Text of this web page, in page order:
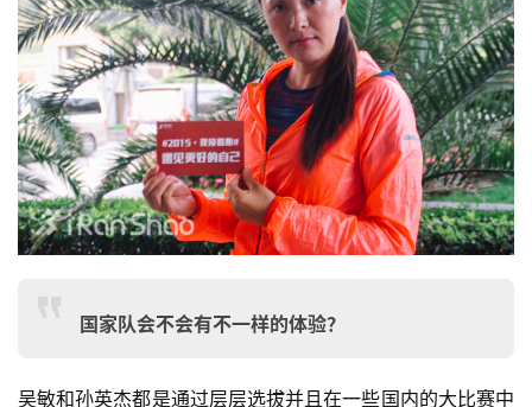
国家队会不会有不一样的体验？
吴敏和孙英杰都是通过层层选拔并且在一些国内的大比赛中